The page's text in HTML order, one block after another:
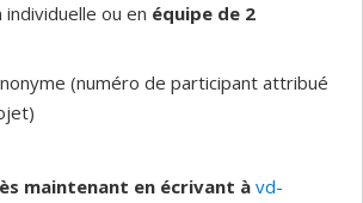
ou en équipe de 2
(numéro de participant attribué
maintenant en écrivant à vd-